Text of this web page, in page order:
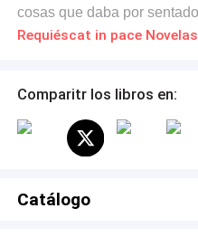
cosas que daba por
Comparitr los libros en:
Catálogo